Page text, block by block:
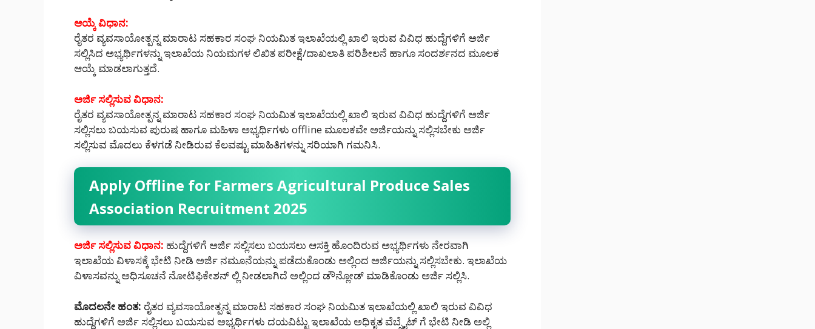
ಆಯ್ಕೆ ವಿಧಾನ:
ರೈತರ ವ್ಯವಸಾಯೋತ್ಪನ್ನ ಮಾರಾಟ ಸಹಕಾರ ಸಂಘ ನಿಯಮಿತ ಇಲಾಖೆಯಲ್ಲಿ ಖಾಲಿ ಇರುವ ವಿವಿಧ ಹುದ್ದೆಗಳಿಗೆ ಅರ್ಜಿ
ಸಲ್ಲಿಸಿದ ಅಭ್ಯರ್ಥಿಗಳನ್ನು ಇಲಾಖೆಯ ನಿಯಮಗಳ ಲಿಖಿತ ಪರೀಕ್ಷೆ/ದಾಖಲಾತಿ ಪರಿಶೀಲನೆ ಹಾಗೂ ಸಂದರ್ಶನದ ಮೂಲಕ
ಆಯ್ಕೆ ಮಾಡಲಾಗುತ್ತದೆ.
ಅರ್ಜಿ ಸಲ್ಲಿಸುವ ವಿಧಾನ:
ರೈತರ ವ್ಯವಸಾಯೋತ್ಪನ್ನ ಮಾರಾಟ ಸಹಕಾರ ಸಂಘ ನಿಯಮಿತ ಇಲಾಖೆಯಲ್ಲಿ ಖಾಲಿ ಇರುವ ವಿವಿಧ ಹುದ್ದೆಗಳಿಗೆ ಅರ್ಜಿ
ಸಲ್ಲಿಸಲು ಬಯಸುವ ಪುರುಷ ಹಾಗೂ ಮಹಿಳಾ ಅಭ್ಯರ್ಥಿಗಳು offline ಮೂಲಕವೇ ಅರ್ಜಿಯನ್ನು ಸಲ್ಲಿಸಬೇಕು ಅರ್ಜಿ
ಸಲ್ಲಿಸುವ ಮೊದಲು ಕೆಳಗಡೆ ನೀಡಿರುವ ಕೆಲವಷ್ಟು ಮಾಹಿತಿಗಳನ್ನು ಸರಿಯಾಗಿ ಗಮನಿಸಿ.
Apply Offline for Farmers Agricultural Produce Sales
Association Recruitment 2025
ಅರ್ಜಿ ಸಲ್ಲಿಸುವ ವಿಧಾನ: ಹುದ್ದೆಗಳಿಗೆ ಅರ್ಜಿ ಸಲ್ಲಿಸಲು ಬಯಸಲು ಆಸಕ್ತಿ ಹೊಂದಿರುವ ಅಭ್ಯರ್ಥಿಗಳು ನೇರವಾಗಿ
ಇಲಾಖೆಯ ವಿಳಾಸಕ್ಕೆ ಭೇಟಿ ನೀಡಿ ಅರ್ಜಿ ನಮೂನೆಯನ್ನು ಪಡೆದುಕೊಂಡು ಅಲ್ಲಿಂದ ಅರ್ಜಿಯನ್ನು ಸಲ್ಲಿಸಬೇಕು. ಇಲಾಖೆಯ
ವಿಳಾಸವನ್ನು ಅಧಿಸೂಚನೆ ನೋಟಿಫಿಕೇಶನ್ ಲ್ಲಿ ನೀಡಲಾಗಿದೆ ಅಲ್ಲಿಂದ ಡೌನ್ಲೋಡ್ ಮಾಡಿಕೊಂಡು ಅರ್ಜಿ ಸಲ್ಲಿಸಿ.
ಮೊದಲನೇ ಹಂತ: ರೈತರ ವ್ಯವಸಾಯೋತ್ಪನ್ನ ಮಾರಾಟ ಸಹಕಾರ ಸಂಘ ನಿಯಮಿತ ಇಲಾಖೆಯಲ್ಲಿ ಖಾಲಿ ಇರುವ ವಿವಿಧ
ಹುದ್ದೆಗಳಿಗೆ ಅರ್ಜಿ ಸಲ್ಲಿಸಲು ಬಯಸುವ ಅಭ್ಯರ್ಥಿಗಳು ದಯವಿಟ್ಟು ಇಲಾಖೆಯ ಅಧಿಕೃತ ವೆಬ್ಸೈಟ್ ಗೆ ಭೇಟಿ ನೀಡಿ ಅಲ್ಲಿ